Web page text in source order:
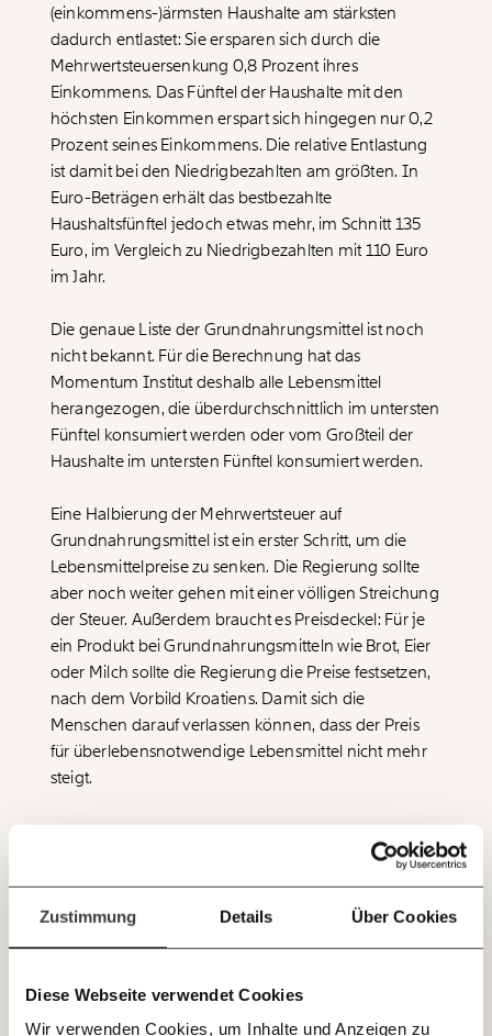
Zustimmung Details Über Cookies
Diese Webseite verwendet Cookies
Wir verwenden Cookies, um Inhalte und Anzeigen zu
JETZT
Veränderung
beginnt mit Dir!
WerdeFördermitglied und wir können gemeinsam
unsere Wirtschaft so gestalten, dass sie für alle
funktioniert. Unsere Recherchen sind für alle frei im
Netz. Unabhängig und werbefrei. Und das wird auch
unterstütze uns mit Deinem Mitgliedsbeitrag.
Du überweist lieber direkt?
Fragen und Antworten.
Immer auf dem
mit unseren gratis
E-Mail-Newslettern!
(einkommens-)ärmsten Haushalte am stärksten
dadurch entlastet: Sie ersparen sich durch die
Mehrwertsteuersenkung 0,8 Prozent ihres
Einkommens. Das Fünftel der Haushalte mit den
höchsten Einkommen erspart sich hingegen nur 0,2
Prozent seines Einkommens. Die relative Entlastung
ist damit bei den Niedrigbezahlten am größten. In
Euro-Beträgen erhält das bestbezahlte
Haushaltsfünftel jedoch etwas mehr, im Schnitt 135
Euro, im Vergleich zu Niedrigbezahlten mit 110 Euro
im Jahr.
Die genaue Liste der Grundnahrungsmittel ist noch
nicht bekannt. Für die Berechnung hat das
Momentum Institut deshalb alle Lebensmittel
herangezogen, die überdurchschnittlich im untersten
Fünftel konsumiert werden oder vom Großteil der
Haushalte im untersten Fünftel konsumiert werden.
Eine Halbierung der Mehrwertsteuer auf
Grundnahrungsmittel ist ein erster Schritt, um die
Lebensmittelpreise zu senken. Die Regierung sollte
aber noch weiter gehen mit einer völligen Streichung
der Steuer. Außerdem braucht es Preisdeckel: Für je
ein Produkt bei Grundnahrungsmitteln wie Brot, Eier
oder Milch sollte die Regierung die Preise festsetzen,
nach dem Vorbild Kroatiens. Damit sich die
Menschen darauf verlassen können, dass der Preis
für überlebensnotwendige Lebensmittel nicht mehr
steigt.
Die Bundesregierung greift endlich wirksam in die
(Verbund-Österreich-Tarif) senkt sie ab März beim